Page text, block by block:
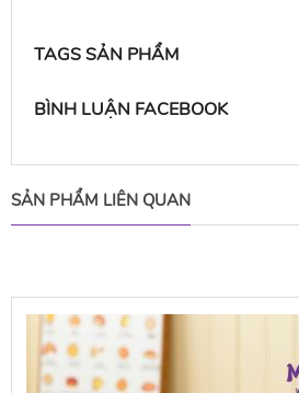
TAGS SẢN PHẨM
BÌNH LUẬN FACEBOOK
SẢN PHẨM LIÊN QUAN